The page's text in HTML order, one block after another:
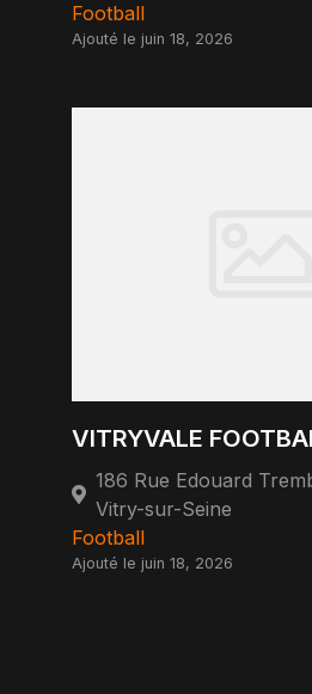
Football
Ajouté le juin 18, 2026
VITRYVALE
186 Rue Edouard
Vitry-sur-Seine
Football
Ajouté le juin 18, 2026